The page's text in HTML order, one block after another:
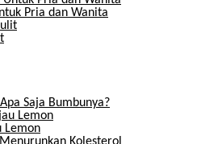
Pria dan Wanita
Saja Bumbunya?
Lemon